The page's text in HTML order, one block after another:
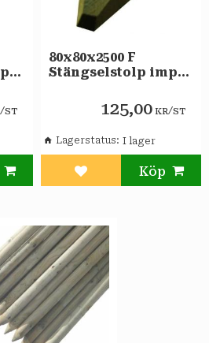
/ST
80x80x2500 F
Stängselstolp imp
125,00 KR/ST
Lägg till i favoriter
Lagerstatus